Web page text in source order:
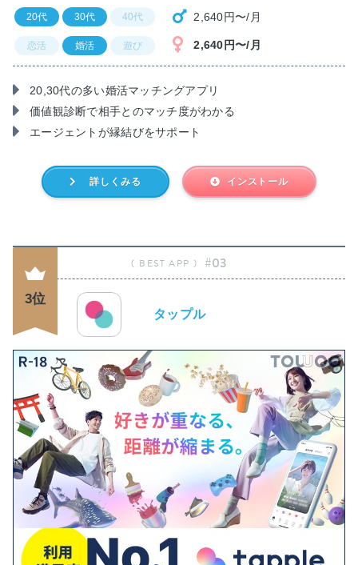
20,30代の多い婚活マッチングアプリ
価値観診断で相手とのマッチ度がわかる
エージェントが縁結びをサポート
20代 30代 40代
恋活 婚活 遊び
2,640円〜/月
2,640円〜/月
詳しくみる インストール
3位
#03
タップル